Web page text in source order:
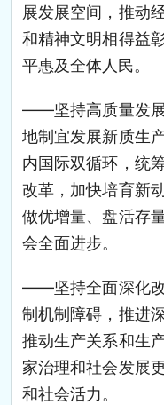
展发展空间，推动
和精神文明相得益
平惠及全体人民。
——坚持高质量发展
地制宜发展新质生
内国际双循环，统
改革，加快培育新
做优增量、盘活存
会全面进步。
——坚持全面深化改
制机制障碍，推进
推动生产关系和生
家治理和社会发展
和社会活力。